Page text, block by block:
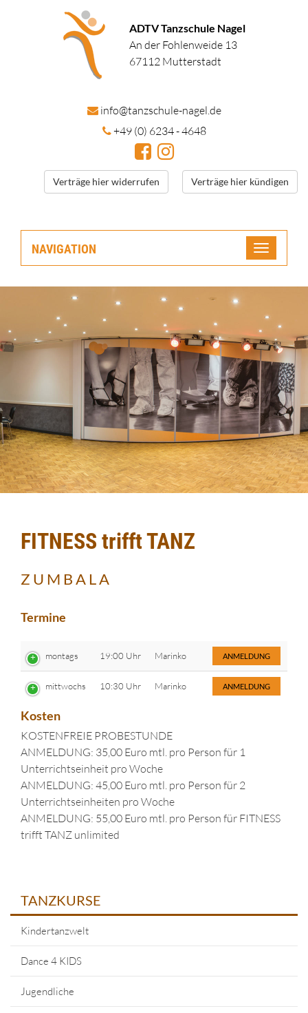
ADTV Tanzschule Nagel
An der Fohlenweide 13
67112 Mutterstadt
info@tanzschule-nagel.de
+49 (0) 6234 - 4648
Verträge hier widerrufen Verträge hier kündigen
NAVIGATION
Toggle
FITNESS trifft TANZ
Z U M B A L A
Termine
montags 19:00 Uhr Marinko ANMELDUNG
mittwochs 10:30 Uhr Marinko ANMELDUNG
Kosten
KOSTENFREIE PROBESTUNDE
ANMELDUNG: 35,00 Euro mtl. pro Person für 1
Unterrichtseinheit pro Woche
ANMELDUNG: 45,00 Euro mtl. pro Person für 2
Unterrichtseinheiten pro Woche
ANMELDUNG: 55,00 Euro mtl. pro Person für FITNESS
trifft TANZ unlimited
TANZKURSE
Kindertanzwelt
Dance 4 KIDS
Jugendliche